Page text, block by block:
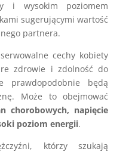
i wysokim poziomem
sugerującymi wartość
partnera.
cechy kobiety
zdrowie i zdolność do
prawdopodobnie będą
Może to obejmować
chorobowych, napięcie
poziom energii.
którzy szukają